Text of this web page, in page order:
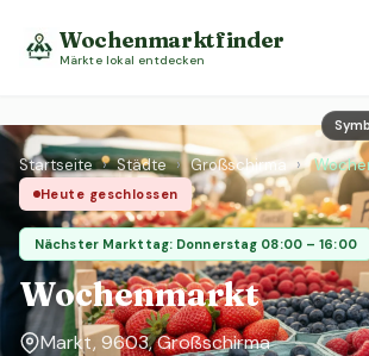
Wochenmarktfinder
Märkte lokal entdecken
Startseite › Städte › Großschirma ›
Heute geschlossen
Nächster Markttag: Donnerstag 08:00 – 16:00
Wochenmarkt
Markt, 9603, Großschirma